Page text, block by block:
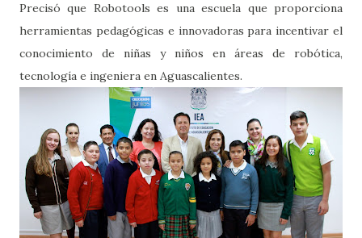
Precisó que Robotools es una escuela que proporciona
herramientas pedagógicas e innovadoras para incentivar el
conocimiento de niñas y niños en áreas de robótica,
tecnología e ingeniera en Aguascalientes.